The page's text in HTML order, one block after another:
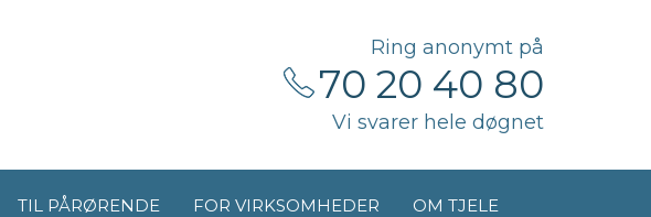
Ring anonymt på
70 20 40 80
Vi svarer hele døgnet
TIL PÅRØRENDE FOR VIRKSOMHEDER OM TJELE